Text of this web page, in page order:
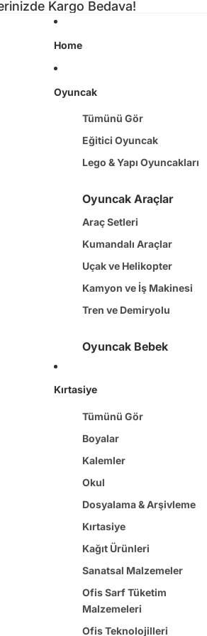
Kargo Bedava!
Home
Oyuncak
Tümünü Gör
Eğitici Oyuncak
Lego & Yapı Oyuncakları
Oyuncak Araçlar
Araç Setleri
Kumandalı Araçlar
Uçak ve Helikopter
Kamyon ve İş Makinesi
Tren ve Demiryolu
Oyuncak Bebek
Et Bebekler
Model Bebekler
Oyun Setleri
Evcilik & Mutfak Setleri
Meslek Setleri
Müzik Oyuncakları
Kutu Oyunları
Okul Öncesi Oyuncaklar
Kırtasiye
Tümünü Gör
Boyalar
Kalemler
Okul
Dosyalama & Arşivleme
Kırtasiye
Kağıt Ürünleri
Sanatsal Malzemeler
Ofis Sarf Tüketim
Malzemeleri
Ofis Teknolojilleri